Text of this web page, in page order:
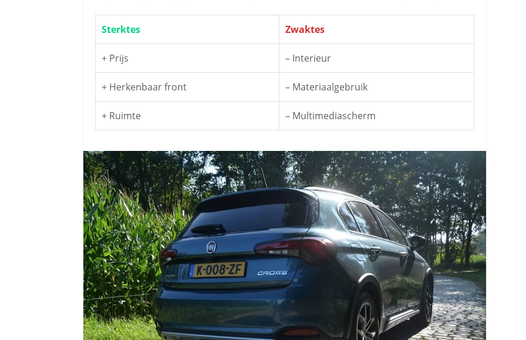
Sterktes Zwaktes
+ Prijs – Interieur
+ Herkenbaar front – Materiaalgebruik
+ Ruimte – Multimediascherm